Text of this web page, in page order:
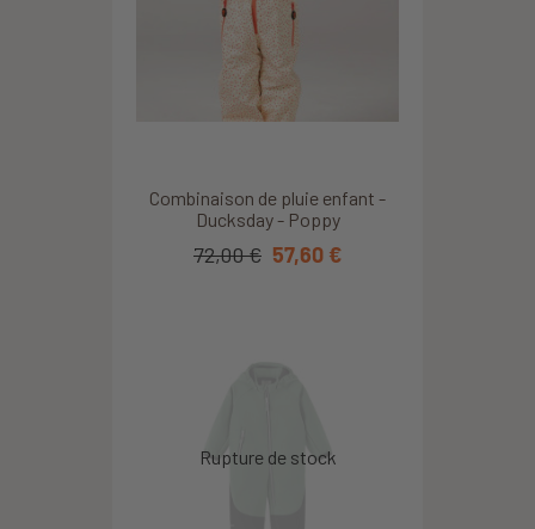
Combinaison de pluie enfant -
Ducksday - Poppy
72,00 € 57,60 €